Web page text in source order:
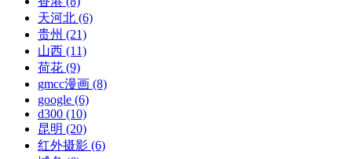
天河北 (6)
贵州 (21)
山西 (11)
荷花 (9)
gmcc漫画 (8)
google (6)
d300 (10)
昆明 (20)
红外摄影 (6)